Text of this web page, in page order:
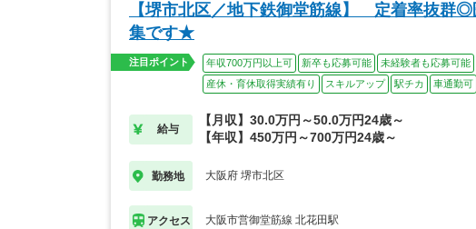
【堺市北区／地下鉄御堂筋線】 定着率抜群
集です★
注目ポイント 年収700万円以上可 新卒も応募可能 未経験者も応募可能
産休・育休取得実績有り
スキルアップ 駅チカ 車通勤可
給与
【月収】30.0万円～50.0万円24歳～
【年収】450万円～700万円24歳～
勤務地 大阪府 堺市北区
アクセス 大阪市営御堂筋線 北花田駅